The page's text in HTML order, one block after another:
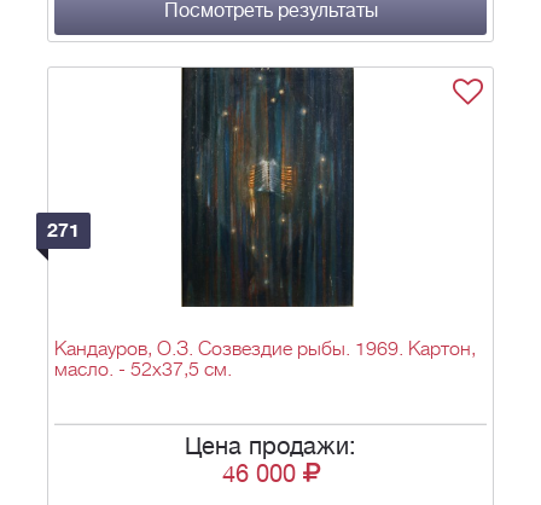
Посмотреть результаты
271
Кандауров, О.З. Созвездие рыбы. 1969. Картон,
масло. - 52х37,5 см.
Цена продажи:
46 000